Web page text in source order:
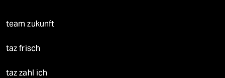
team zukunft
taz frisch
taz zahl ich